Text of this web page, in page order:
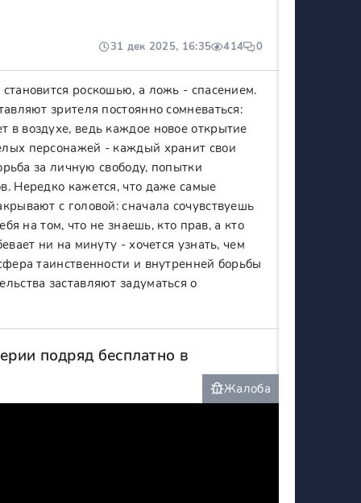
31 дек 2025, 16:35 414 0
роскошью, а ложь - спасением.
зрителя постоянно сомневаться:
воздухе, ведь каждое новое открытие
персонажей - каждый хранит свои
за личную свободу, попытки
Нередко кажется, что даже самые
с головой: сначала сочувствуешь
на том, что не знаешь, кто прав, а кто
ни на минуту - хочется узнать, чем
таинственности и внутренней борьбы
заставляют задуматься о
подряд бесплатно в
Жалоба